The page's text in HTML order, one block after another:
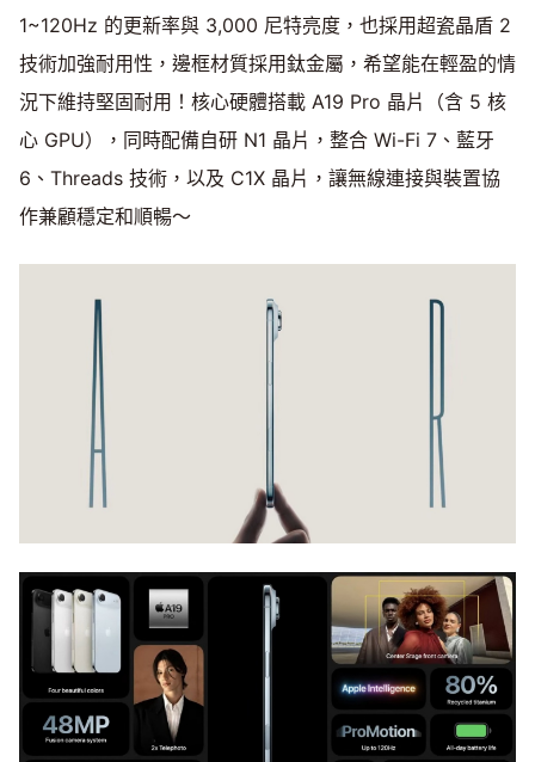
1~120Hz 的更新率與 3,000 尼特亮度，也採用超瓷晶盾 2
技術加強耐用性，邊框材質採用鈦金屬，希望能在輕盈的情
況下維持堅固耐用！核心硬體搭載 A19 Pro 晶片（含 5 核
心 GPU），同時配備自研 N1 晶片，整合 Wi-Fi 7、藍牙
6、Threads 技術，以及 C1X 晶片，讓無線連接與裝置協
作兼顧穩定和順暢～